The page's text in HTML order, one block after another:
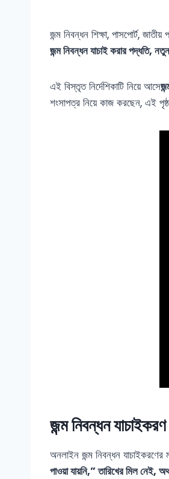
জন্ম নিবন্ধন শিক্ষা, পাসপোর্ট,
জন্ম নিবন্ধন যাচাই করার পদ্ধতি,
এই বিস্তৃত নির্দেশিকাটি নিয়ে আসে
শংসাপত্র নিয়ে কাজ করছেন, এই
জন্ম নিবন্ধন যাচাইকরণ
অনলাইন জন্ম নিবন্ধন যাচাইকরণের
পাওয়া যায়নি,” তারিখের মিল নেই,